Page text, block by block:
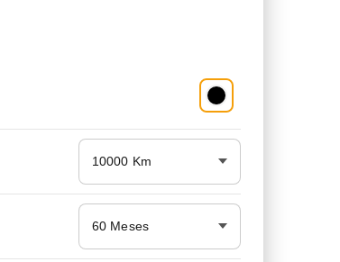
10000 Km
60 Meses